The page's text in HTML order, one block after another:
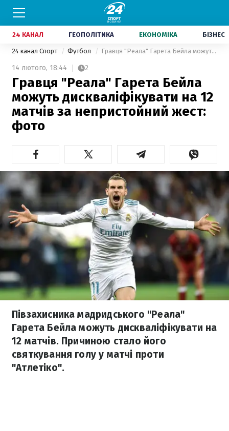
24 КАНАЛ ГЕОПОЛІТИКА ЕКОНОМІКА БІЗНЕС
24 канал Спорт Футбол Гравця "Реала" Гарета Бейла можуть дискваліфікувати на 12 матчів за непристойний жест: фото
14 лютого, 18:44 2
Гравця "Реала" Гарета Бейла
можуть дискваліфікувати на 12
матчів за непристойний жест:
фото
Півзахисника мадридського "Реала"
Гарета Бейла можуть дискваліфікувати на
12 матчів. Причиною стало його
святкування голу у матчі проти
"Атлетіко".